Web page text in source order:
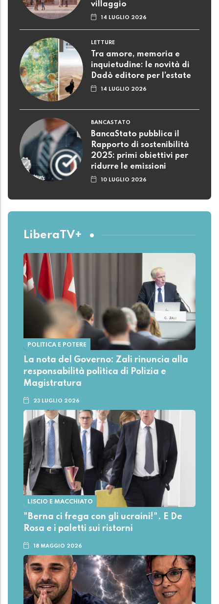
villaggio
14 LUGLIO 2026
LETTURE
Tra amore, memoria e
inquietudine: le novità di
Dadò editore per l’estate
14 LUGLIO 2026
BANCASTATO
BancaStato pubblica il
Rapporto di sostenibilità
2025: primi obiettivi per
ridurre le emissioni
10 LUGLIO 2026
LiberaTV+
POLITICA E POTERE
La nota del Governo: Zali rinuncia alla
responsabilità politica di Polizia e
Magistratura
23 LUGLIO 2026
LISCIO E MACCHIATO
"Berna ci frega con gli ucraini!". E De
Rosa e i paletti sui ristorni
18 MAGGIO 2026